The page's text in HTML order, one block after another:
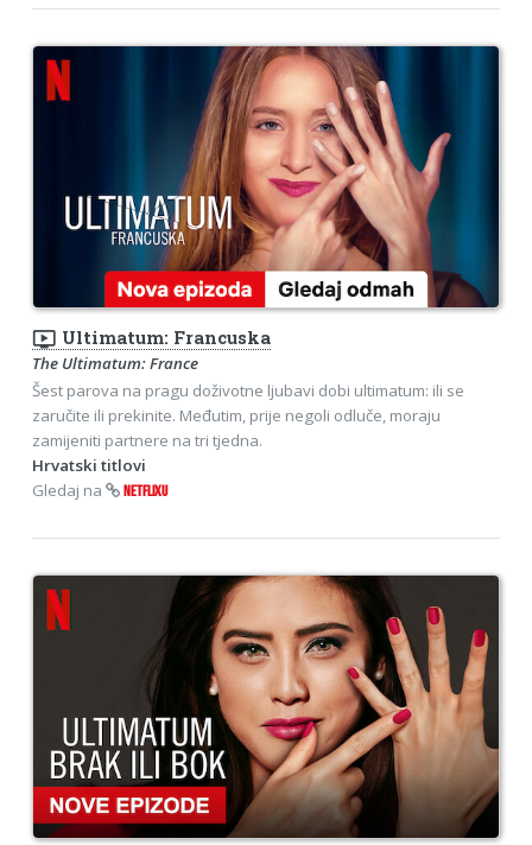
ondemand_video Ultimatum: Francuska
The Ultimatum: France
Šest parova na pragu doživotne ljubavi dobi ultimatum: ili se
zaručite ili prekinite. Međutim, prije negoli odluče, moraju
zamijeniti partnere na tri tjedna.
Hrvatski titlovi
Gledaj na
NETFLIXU